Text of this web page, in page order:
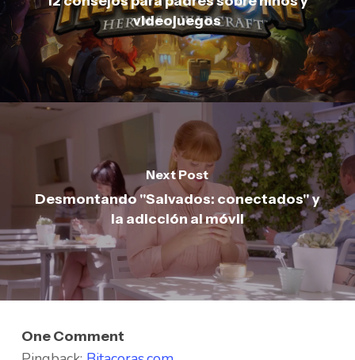
videojuegos
Next Post
Desmontando "Salvados: conectados" y
la adicción al móvil
One Comment